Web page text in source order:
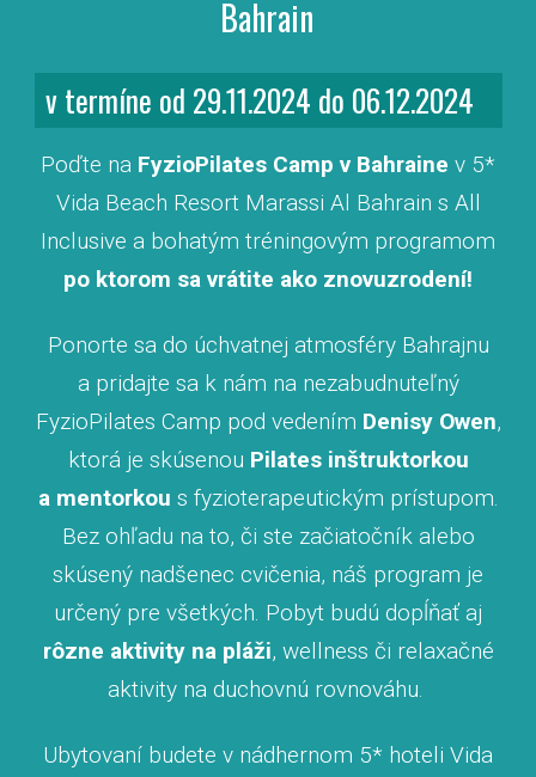
Bahrain
v termíne od 29.11.2024 do 06.12.2024
Poďte na FyzioPilates Camp v Bahraine v 5*
Vida Beach Resort Marassi Al Bahrain s All
Inclusive a bohatým tréningovým programom
po ktorom sa vrátite ako znovuzrodení!
Ponorte sa do úchvatnej atmosféry Bahrajnu
a pridajte sa k nám na nezabudnuteľný
FyzioPilates Camp pod vedením Denisy Owen,
ktorá je skúsenou Pilates inštruktorkou
a mentorkou s fyzioterapeutickým prístupom.
Bez ohľadu na to, či ste začiatočník alebo
skúsený nadšenec cvičenia, náš program je
určený pre všetkých. Pobyt budú dopĺňať aj
rôzne aktivity na pláži, wellness či relaxačné
aktivity na duchovnú rovnováhu.
Ubytovaní budete v nádhernom 5* hoteli Vida